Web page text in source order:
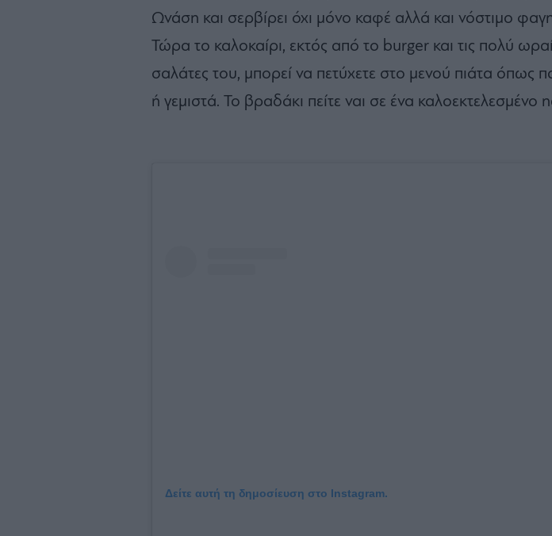
Ωνάση και σερβίρει όχι μόνο καφέ αλλά και νόστιμο
Τώρα το καλοκαίρι, εκτός από το burger και τις πολύ
σαλάτες του, μπορεί να πετύχετε στο μενού πιάτα όπως
ή γεμιστά. Το βραδάκι πείτε ναι σε ένα καλοεκτελεσμένο
Δείτε αυτή τη δημοσίευση στο Instagram.